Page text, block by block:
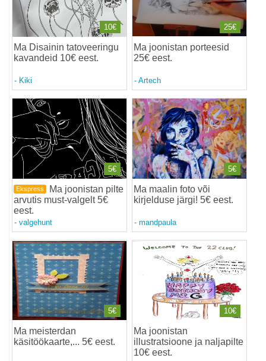
Ma Disainin tatoveeringu
kavandeid 10€ eest.
- Kiki
10€
Ma joonistan porteesid
25€ eest.
- Artech
25€
Ekspress
Ma joonistan pilte
arvutis must-valgelt 5€
eest.
- valgehunt
5€
Ma maalin foto või
kirjelduse järgi! 5€ eest.
- mandpaula
5€
Ma meisterdan
käsitöökaarte,... 5€ eest.
5€
Ma joonistan
illustratsioone ja naljapilte
10€ eest.
10€